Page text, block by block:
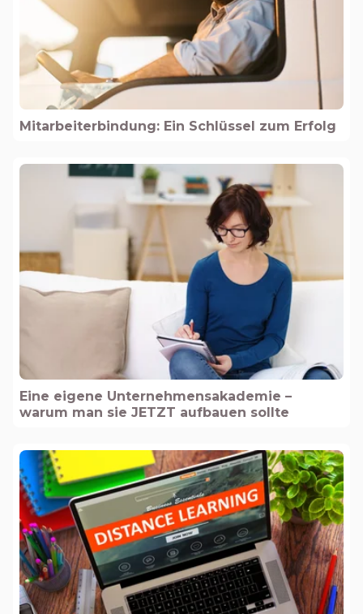
Mitarbeiterbindung: Ein Schlüssel zum Erfolg
Eine eigene Unternehmensakademie –
warum man sie JETZT aufbauen sollte